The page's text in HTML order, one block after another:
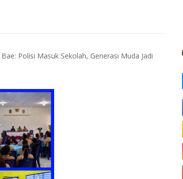
Polisi Masuk Sekolah, Generasi Muda Jadi